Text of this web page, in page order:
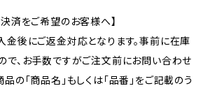
決済をご希望のお客様へ】
金後にご返金対応となります。事前に在庫
で、お手数ですがご注文前にお問い合わせ
の「商品名」もしくは「品番」をご記載のう